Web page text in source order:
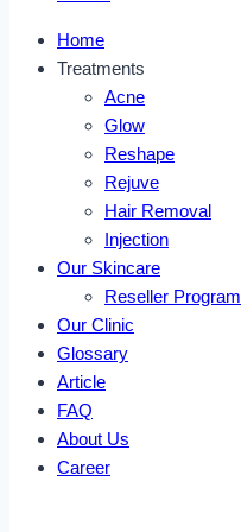
Home
Treatments
Acne
Glow
Reshape
Rejuve
Hair Removal
Injection
Our Skincare
Reseller Program
Our Clinic
Glossary
Article
FAQ
About Us
Career